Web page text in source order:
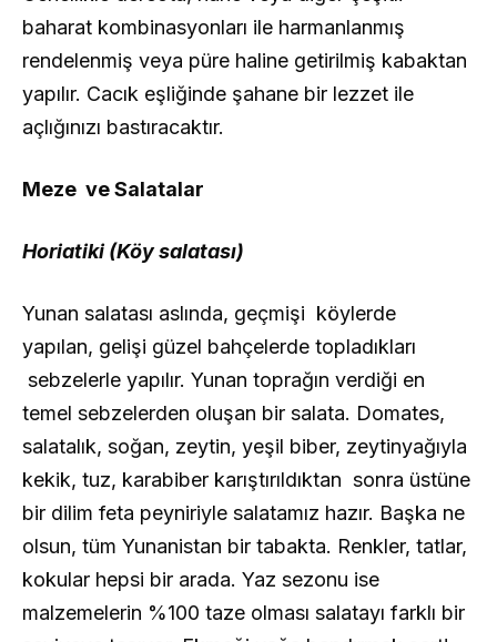
baharat kombinasyonları ile harmanlanmış
rendelenmiş veya püre haline getirilmiş kabaktan
yapılır. Cacık eşliğinde şahane bir lezzet ile
açlığınızı bastıracaktır.
Meze ve Salatalar
Horiatiki (Köy salatası)
Yunan salatası aslında, geçmişi köylerde
yapılan, gelişi güzel bahçelerde topladıkları
sebzelerle yapılır. Yunan toprağın verdiği en
temel sebzelerden oluşan bir salata. Domates,
salatalık, soğan, zeytin, yeşil biber, zeytinyağıyla
kekik, tuz, karabiber karıştırıldıktan sonra üstüne
bir dilim feta peyniriyle salatamız hazır. Başka ne
olsun, tüm Yunanistan bir tabakta. Renkler, tatlar,
kokular hepsi bir arada. Yaz sezonu ise
malzemelerin %100 taze olması salatayı farklı bir